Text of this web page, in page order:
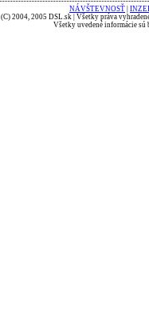
NÁVŠTEVNOSŤ
(C) 2004, 2005 DSL.sk | Všetky práva
Všetky uvedené informácie sú